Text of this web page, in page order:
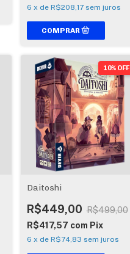
6 x de R$208,17 sem juros
10% OFF
Daitoshi
R$449,00 R$499,00
R$417,57 com Pix
6 x de R$74,83 sem juros